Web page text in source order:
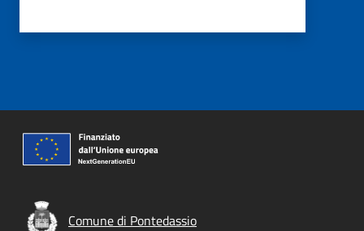
Comune di Pontedassio